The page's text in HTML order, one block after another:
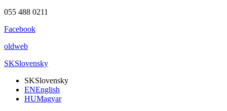
055 488 0211
Facebook
oldweb
SKSlovensky
SKSlovensky
ENEnglish
HUMagyar